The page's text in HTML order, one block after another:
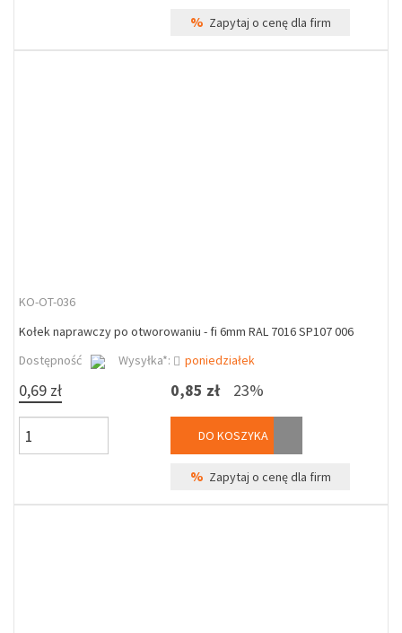
% Zapytaj o cenę dla firm
KO-OT-036
Kołek naprawczy po otworowaniu - fi 6mm RAL 7016 SP107 006
Dostępność
Wysyłka*: poniedziałek
0,69 zł 0,85 zł 23%
DO KOSZYKA
% Zapytaj o cenę dla firm